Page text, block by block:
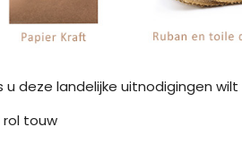
u deze landelijke uitnodigingen
rol touw